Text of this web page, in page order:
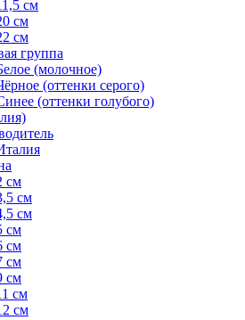
см
см
см
группа
(молочное)
(оттенки серого)
(оттенки голубого)
см
см
см
см
см
см
см
см
см